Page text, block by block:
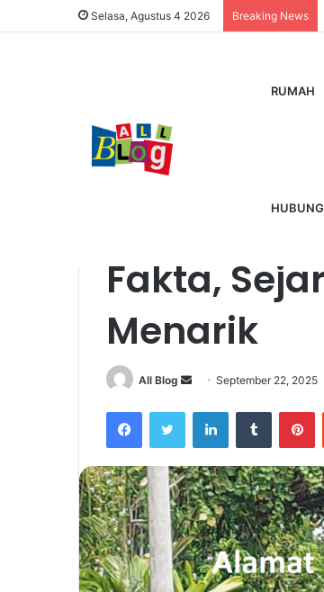
Selasa, Agustus 4 2026 Breaking News
RUMAH
Home/Berita
Alamat
Fakta,
Menarik
All Blog
Send
email
September 22, 2025
FacebookTwitter LinkedInTumblr